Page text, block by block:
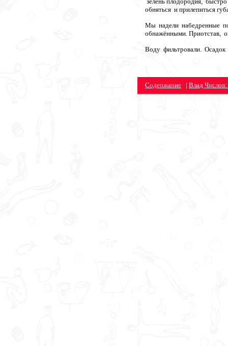
обняться и прилепиться
Мы надели набедренные
обнажёнными. Приотстав,
Воду фильтровали.
Содержание | Влад Числов: